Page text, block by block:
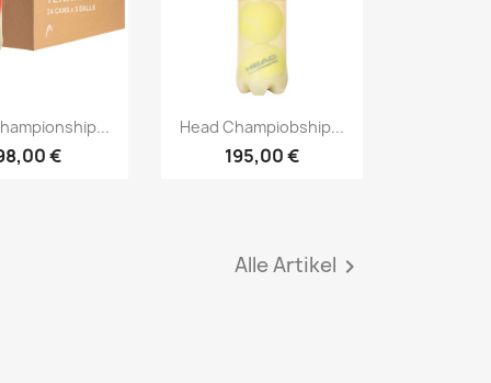
Vorschau
€
Vorschau
Head Champiobship...
195,00 €
Alle Artikel 